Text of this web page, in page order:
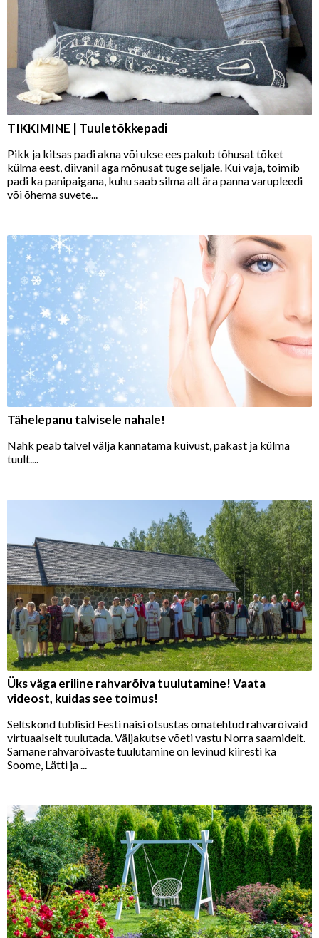
TIKKIMINE | Tuuletõkkepadi
Pikk ja kitsas padi akna või ukse ees pakub tõhusat tõket
külma eest, diivanil aga mõnusat tuge seljale. Kui vaja, toimib
padi ka panipaigana, kuhu saab silma alt ära panna varupleedi
või õhema suvete...
Tähelepanu talvisele nahale!
Nahk peab talvel välja kannatama kuivust, pakast ja külma
tuult....
Üks väga eriline rahvarõiva tuulutamine! Vaata
videost, kuidas see toimus!
Seltskond tublisid Eesti naisi otsustas omatehtud rahvarõivaid
virtuaalselt tuulutada. Väljakutse võeti vastu Norra saamidelt.
Sarnane rahvarõivaste tuulutamine on levinud kiiresti ka
Soome, Lätti ja ...